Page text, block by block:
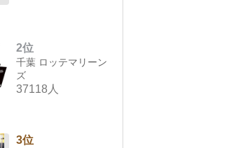
2位
千葉 ロッテマリーン
ズ
37118人
3位